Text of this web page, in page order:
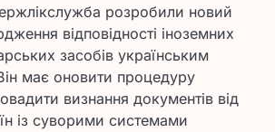
розробили новий
відповідності іноземних
засобів українським
має оновити процедуру
визнання документів від
із суворими системами